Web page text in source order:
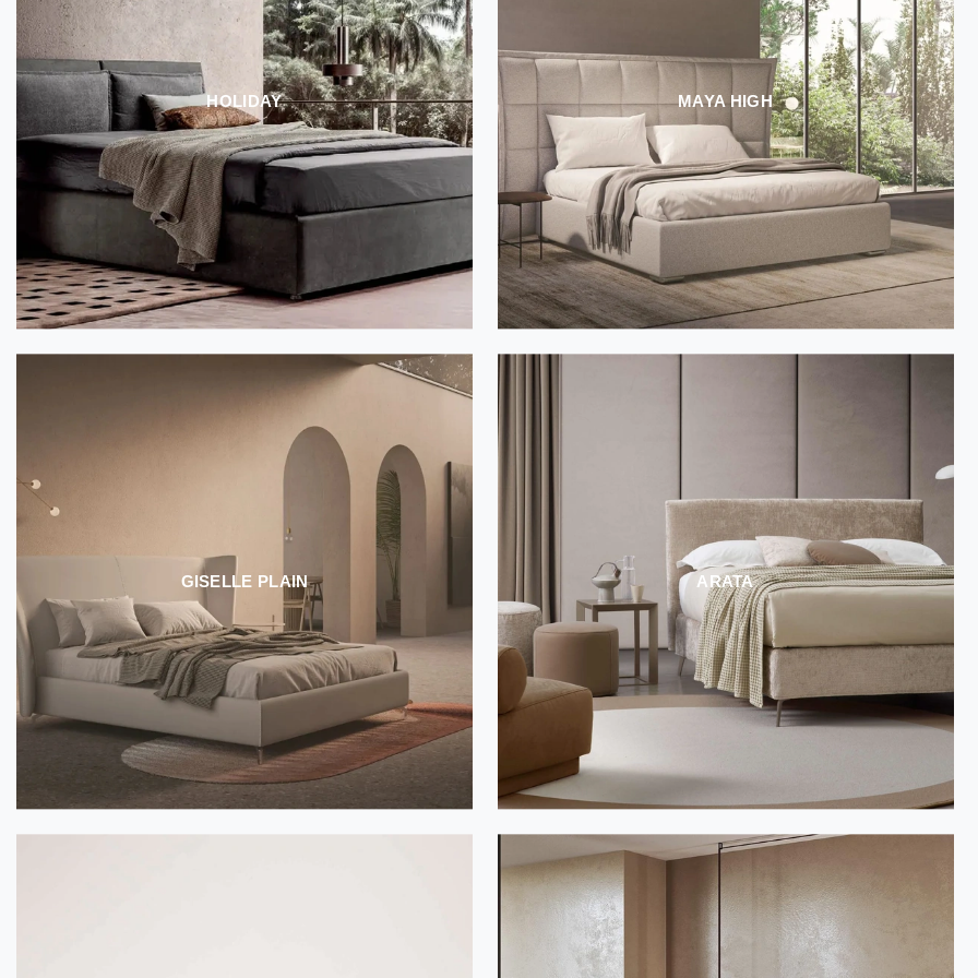
HOLIDAY MAYA HIGH
GISELLE PLAIN ARATA